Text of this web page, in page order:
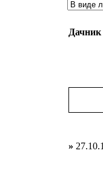
Дачник
»